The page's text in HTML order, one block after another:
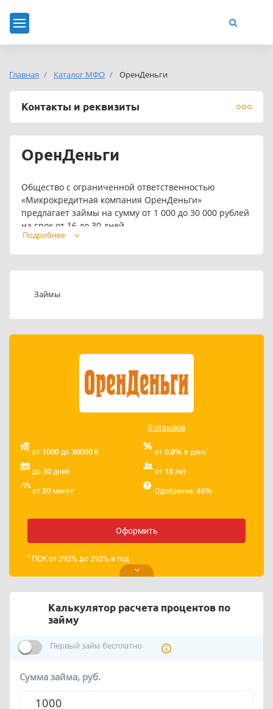
Главная Каталог МФО ОренДеньги
Контакты и реквизиты
ОренДеньги
Общество с ограниченной ответственностью
«Микрокредитная компания ОренДеньги»
предлагает займы на сумму от 1 000 до 30 000 рублей
на срок от 16 до 30 дней.
индивидуальные условия кредитования.
ОренДеньги»: 89877767675, 83532450777.
aronaksmfo@yandex.ru.
Подробнее
Займы
0 отзывов
от 1000 до 30000 ₽ от 0.8% в день*
до 30 дней от 18 лет
от 20 минут Одобрение: 46%
Оформить
*ПСК от 292% до 292% в год
Калькулятор расчета процентов по
займу
Первый займ бесплатно
Сумма займа, руб.